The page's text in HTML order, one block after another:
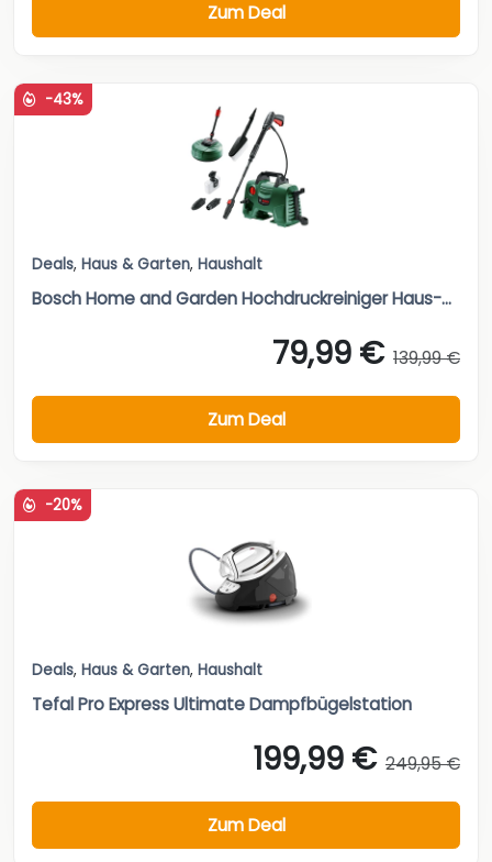
Zum Deal
-43%
Deals, Haus & Garten, Haushalt
Bosch Home and Garden Hochdruckreiniger Haus-...
79,99 € 139,99 €
Zum Deal
-20%
Deals, Haus & Garten, Haushalt
Tefal Pro Express Ultimate Dampfbügelstation
199,99 € 249,95 €
Zum Deal